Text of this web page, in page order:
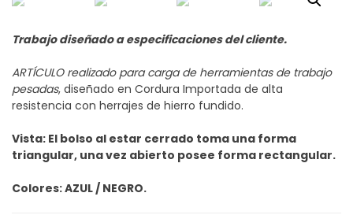
Trabajo diseñado a especificaciones del cliente.
ARTÍCULO realizado para carga de herramientas de trabajo
pesadas, diseñado en Cordura Importada de alta
resistencia con herrajes de hierro fundido.
Vista: El bolso al estar cerrado toma una forma
triangular, una vez abierto posee forma rectangular.
Colores: AZUL / NEGRO.